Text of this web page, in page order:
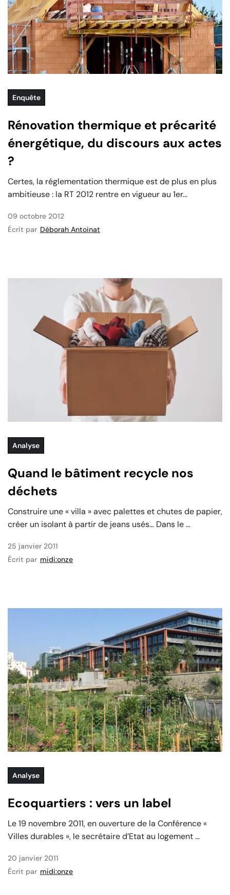
Enquête
Rénovation thermique et précarité
énergétique, du discours aux actes
?
Certes, la réglementation thermique est de plus en plus
ambitieuse : la RT 2012 rentre en vigueur au 1er...
09 octobre 2012
Écrit par Déborah Antoinat
Analyse
Quand le bâtiment recycle nos
déchets
Construire une « villa » avec palettes et chutes de papier,
créer un isolant à partir de jeans usés… Dans le ...
25 janvier 2011
Écrit par midi:onze
Analyse
Ecoquartiers : vers un label
Le 19 novembre 2011, en ouverture de la Conférence «
Villes durables », le secrétaire d’Etat au logement ...
20 janvier 2011
Écrit par midi:onze